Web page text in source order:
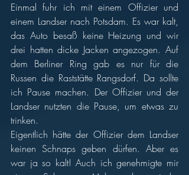
Einmal fuhr ich mit einem Offizier und
einem Landser nach Potsdam. Es war kalt,
das Auto besaß keine Heizung und wir
drei hatten dicke Jacken angezogen. Auf
dem Berliner Ring gab es nur für die
Russen die Raststätte Rangsdorf. Da sollte
ich Pause machen. Der Offizier und der
Landser nutzten die Pause, um etwas zu
trinken.
Eigentlich hätte der Offizier dem Landser
keinen Schnaps geben dürfen. Aber es
war ja so kalt! Auch ich genehmigte mir